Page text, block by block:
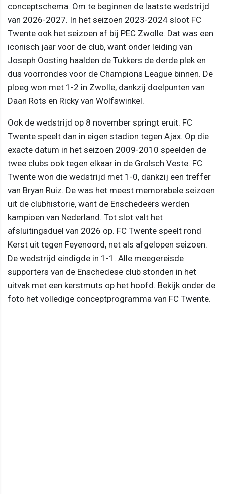
conceptschema. Om te beginnen de laatste wedstrijd
van 2026-2027. In het seizoen 2023-2024 sloot FC
Twente ook het seizoen af bij PEC Zwolle. Dat was een
iconisch jaar voor de club, want onder leiding van
Joseph Oosting haalden de Tukkers de derde plek en
dus voorrondes voor de Champions League binnen. De
ploeg won met 1-2 in Zwolle, dankzij doelpunten van
Daan Rots en Ricky van Wolfswinkel.
Ook de wedstrijd op 8 november springt eruit. FC
Twente speelt dan in eigen stadion tegen Ajax. Op die
exacte datum in het seizoen 2009-2010 speelden de
twee clubs ook tegen elkaar in de Grolsch Veste. FC
Twente won die wedstrijd met 1-0, dankzij een treffer
van Bryan Ruiz. De was het meest memorabele seizoen
uit de clubhistorie, want de Enschedeërs werden
kampioen van Nederland. Tot slot valt het
afsluitingsduel van 2026 op. FC Twente speelt rond
Kerst uit tegen Feyenoord, net als afgelopen seizoen.
De wedstrijd eindigde in 1-1. Alle meegereisde
supporters van de Enschedese club stonden in het
uitvak met een kerstmuts op het hoofd. Bekijk onder de
foto het volledige conceptprogramma van FC Twente.